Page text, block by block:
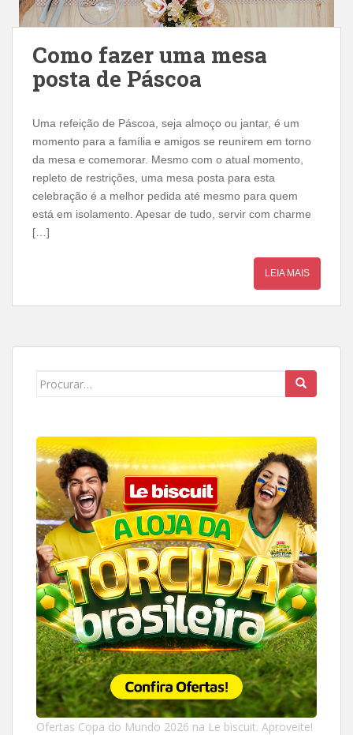
Como fazer uma mesa
posta de Páscoa
Uma refeição de Páscoa, seja almoço ou jantar, é um
momento para a família e amigos se reunirem em torno
da mesa e comemorar. Mesmo com o atual momento,
repleto de restrições, uma mesa posta para esta
celebração é a melhor pedida até mesmo para quem
está em isolamento. Apesar de tudo, servir com charme
[…]
LEIA MAIS
Search
Ofertas Copa do Mundo 2026 na Le biscuit. Aproveite!